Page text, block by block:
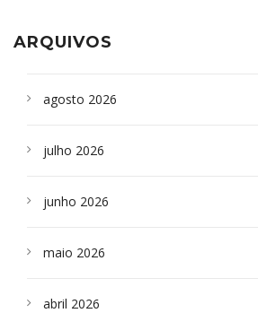
ARQUIVOS
agosto 2026
julho 2026
junho 2026
maio 2026
abril 2026